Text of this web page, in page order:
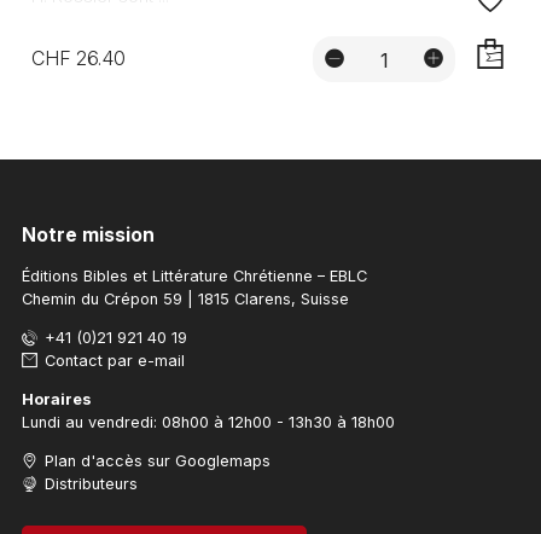
CHF 26.40
Notre mission
Éditions Bibles et Littérature Chrétienne – EBLC
Chemin du Crépon 59 | 1815 Clarens, Suisse
+41 (0)21 921 40 19
Contact par e-mail
Horaires
Lundi au vendredi: 08h00 à 12h00 - 13h30 à 18h00
Plan d'accès sur Googlemaps
Distributeurs